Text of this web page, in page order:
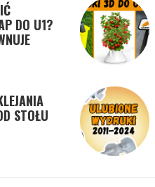
DO U1?
STOŁU